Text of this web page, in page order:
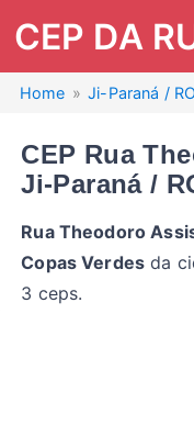
CEP DA
Home Ji-Paraná / RO
CEP Rua
Ji-Paraná /
Rua Theodoro
Copas Verdes da
3 ceps.